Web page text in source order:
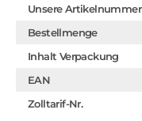
Unsere Artikelnummer
Bestellmenge
Inhalt Verpackung
EAN
Zolltarif-Nr.